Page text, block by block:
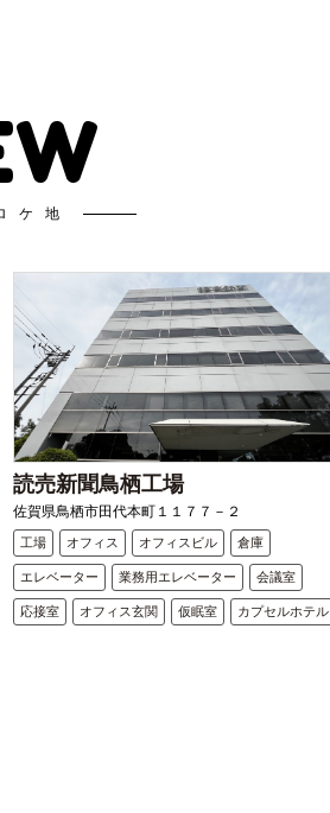
ケ地
読売新聞鳥栖工場
佐賀県鳥栖市田代本町１１７７－２
工場 オフィス オフィスビル 倉庫
エレベーター 業務用エレベーター 会議室
応接室 オフィス玄関 仮眠室 カプセルホテル